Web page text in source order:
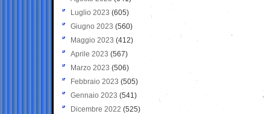
Luglio 2023 (605)
Giugno 2023 (560)
Maggio 2023 (412)
Aprile 2023 (567)
Marzo 2023 (506)
Febbraio 2023 (505)
Gennaio 2023 (541)
Dicembre 2022 (525)